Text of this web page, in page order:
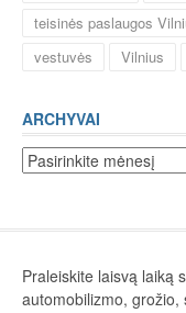
teisinės paslaugos
vestuvės
Vilnius
ARCHYVAI
Archyvai
Praleiskite laisvą laiką
automobilizmo, grožio,